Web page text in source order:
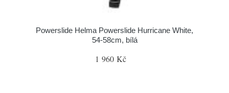
Powerslide Helma Powerslide Hurricane White,
54-58cm, bílá
1 960 Kč